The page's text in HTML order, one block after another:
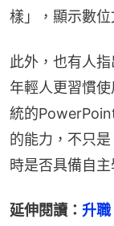
樣」，顯示數
此外，也有人
年輕人更習慣
統的
的能力，不只
時是否具備自
延伸閱讀： 升